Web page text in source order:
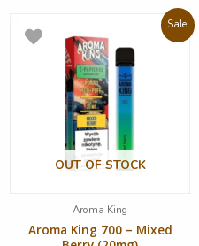
Sale!
OUT OF STOCK
Aroma King
Aroma King 700 – Mixed